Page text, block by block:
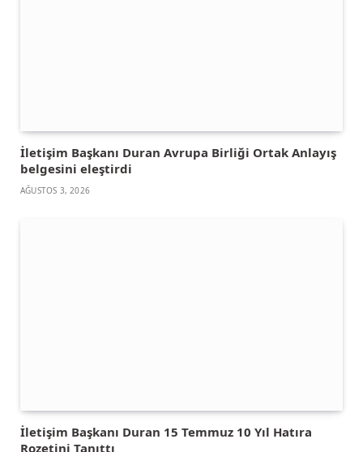
İletişim Başkanı Duran Avrupa Birliği Ortak Anlayış
belgesini eleştirdi
AĞUSTOS 3, 2026
İletişim Başkanı Duran 15 Temmuz 10 Yıl Hatıra
Rozetini Tanıttı